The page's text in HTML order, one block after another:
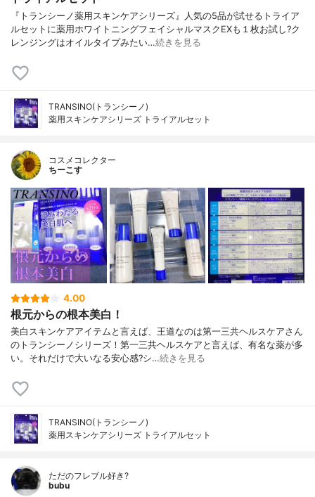
『トランシーノ薬用スキンケアシリーズ』人気の5品が試せるトライア
ルセットに薬用ホワイトニングフェイシャルマスクEXも１枚お試し?ク
レンジングはオイルタイプみたい…続きを見る
TRANSINO(トランシーノ)
薬用スキンケアシリーズ トライアルセット
コスメコレクター
ちーこす
4.00
根元からの根本美白！
美白スキンケアアイテムと言えば、王道なのは第一三共ヘルスケアさん
のトランシーノシリーズ！第一三共ヘルスケアと言えば、有名な薬が多
い。それだけで大いなる安心感?シ…続きを見る
TRANSINO(トランシーノ)
薬用スキンケアシリーズ トライアルセット
ただのフレブル好き?
bubu